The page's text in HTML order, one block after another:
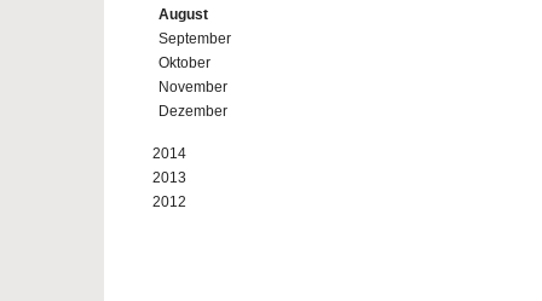
August
September
Oktober
November
Dezember
2014
2013
2012